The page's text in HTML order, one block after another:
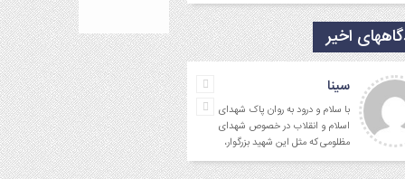
اخیر
سینا
با سلام و درود به روان پاک شهدای
اسلام و انقلاب در خصوص شهدای
مظلومی که مثل این شهید بزرگوار،
در تقابل با گروه